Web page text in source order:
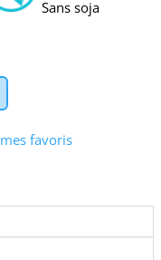
Sans soja
favoris